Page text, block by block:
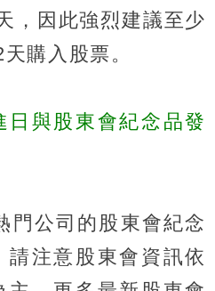
，因此強烈建議至少
購入股票。
日與股東會紀念品發
門公司的股東會紀念
請注意股東會資訊依